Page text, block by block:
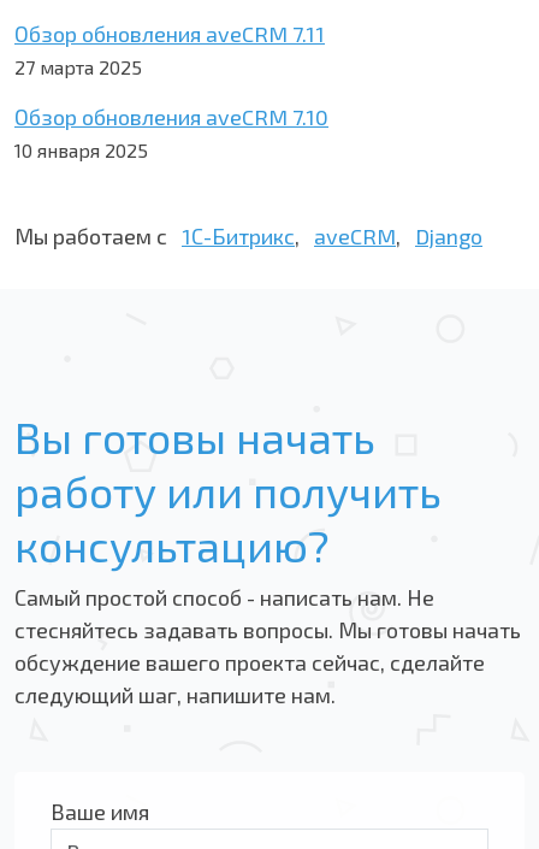
Обзор обновления aveCRM 7.11
27 марта 2025
Обзор обновления aveCRM 7.10
10 января 2025
Мы работаем с 1С-Битрикс, aveCRM, Django
Вы готовы начать
работу или получить
консультацию?
Самый простой способ - написать нам. Не
стесняйтесь задавать вопросы. Мы готовы начать
обсуждение вашего проекта сейчас, сделайте
следующий шаг, напишите нам.
Ваше имя